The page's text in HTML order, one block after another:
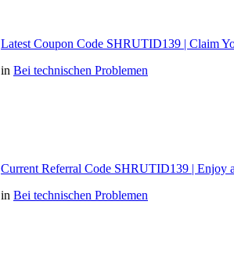
Latest Coupon Code SHRUTID139 | Claim
in Bei technischen Problemen
Current Referral Code SHRUTID139 | Enjoy
in Bei technischen Problemen